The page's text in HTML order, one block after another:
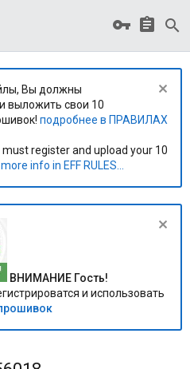
Вы должны
выложить свои 10
подробнее в ПРАВИЛАХ
register and upload your 10
more info in EFF RULES...
ВНИМАНИЕ Гость!
и использовать